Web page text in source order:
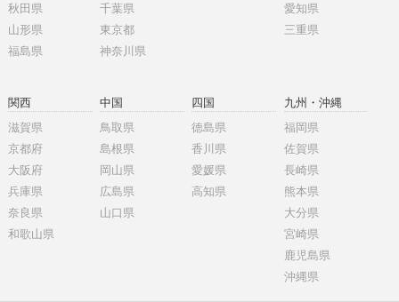
秋田県
山形県
福島県
千葉県
東京都
神奈川県
愛知県
三重県
関西
滋賀県
京都府
大阪府
兵庫県
奈良県
和歌山県
中国
鳥取県
島根県
岡山県
広島県
山口県
四国
徳島県
香川県
愛媛県
高知県
九州・沖縄
福岡県
佐賀県
長崎県
熊本県
大分県
宮崎県
鹿児島県
沖縄県